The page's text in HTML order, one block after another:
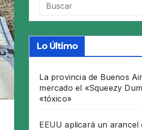
Lo Último
La provincia de Buenos
mercado el «Squeezy
«tóxico»
EEUU aplicará un arancel